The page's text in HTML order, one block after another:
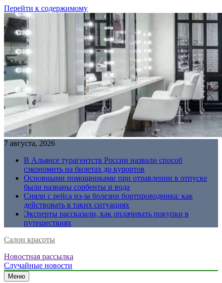
Перейти к содержимому
7 августа, 2026
В Альянсе турагентств России назвали способ
сэкономить на билетах до курортов
Основными помощниками при отравлении в отпуске
были названы сорбенты и вода
Сняли с рейса из-за болезни бортпроводника: как
действовать в таких ситуациях
Эксперты рассказали, как оплачивать покупки в
путешествиях
Салон красоты
Новостная рассылка
Случайные новости
Меню